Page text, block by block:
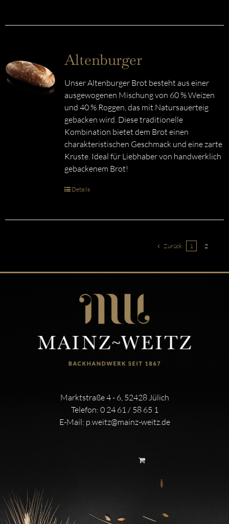
Altenburger
Unser Altenburger Brot besteht aus einer
ausgewogenen Mischung von 60 % Weizen
und 40 % Roggen, das mit Natursauerteig
gebacken wird. Diese traditionelle
Kombination bietet dem Brot einen
charakteristischen Geschmack und eine zarte
Kruste. Ideal für Liebhaber von handwerklich
gebackenem Brot!
Details
Zurück 1 2
Marktstraße 4 - 6, 52428 Jülich
Telefon: 0 24 61 / 58 65 1
E-Mail: p.weitz@mainz-weitz.de